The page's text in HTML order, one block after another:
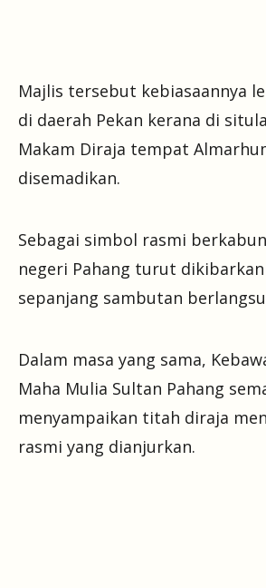
Majlis tersebut kebiasaannya
di daerah Pekan kerana di
Makam Diraja tempat
disemadikan.
Sebagai simbol rasmi
negeri Pahang turut
sepanjang sambutan
Dalam masa yang sama,
Maha Mulia Sultan Pahang
menyampaikan titah diraja
rasmi yang dianjurkan.